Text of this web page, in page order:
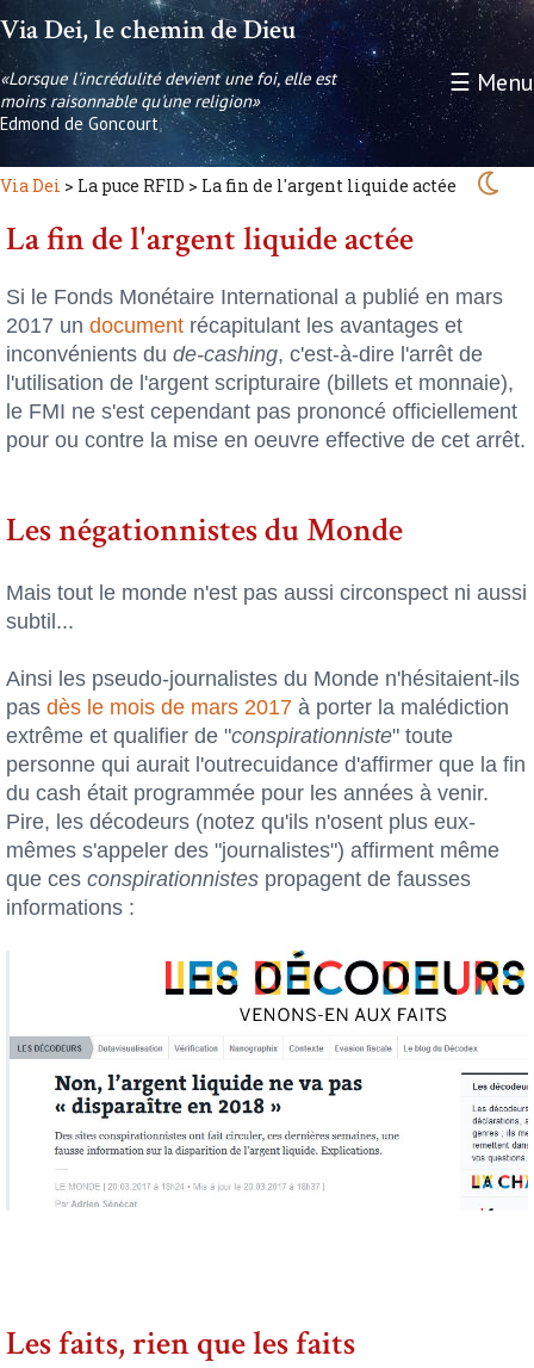
Via Dei, le chemin de Dieu
«Lorsque l'incrédulité devient une foi, elle est
moins raisonnable qu'une religion»
Edmond de Goncourt
☰ Menu
Via Dei > La puce RFID > La fin de l'argent liquide actée
La fin de l'argent liquide actée
Si le Fonds Monétaire International a publié en mars
2017 un document récapitulant les avantages et
inconvénients du de-cashing, c'est-à-dire l'arrêt de
l'utilisation de l'argent scripturaire (billets et monnaie),
le FMI ne s'est cependant pas prononcé officiellement
pour ou contre la mise en oeuvre effective de cet arrêt.
Les négationnistes du Monde
Mais tout le monde n'est pas aussi circonspect ni aussi
subtil...
Ainsi les pseudo-journalistes du Monde n'hésitaient-ils
pas dès le mois de mars 2017 à porter la malédiction
extrême et qualifier de "conspirationniste" toute
personne qui aurait l'outrecuidance d'affirmer que la fin
du cash était programmée pour les années à venir.
Pire, les décodeurs (notez qu'ils n'osent plus eux-
mêmes s'appeler des "journalistes") affirment même
que ces conspirationnistes propagent de fausses
informations :
Les faits, rien que les faits